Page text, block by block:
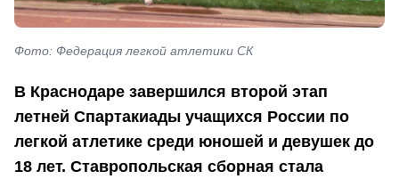
Фото: Федерация легкой атлетики СК
В Краснодаре завершился второй этап
летней Спартакиады учащихся России по
легкой атлетике среди юношей и девушек до
18 лет. Ставропольская сборная стала